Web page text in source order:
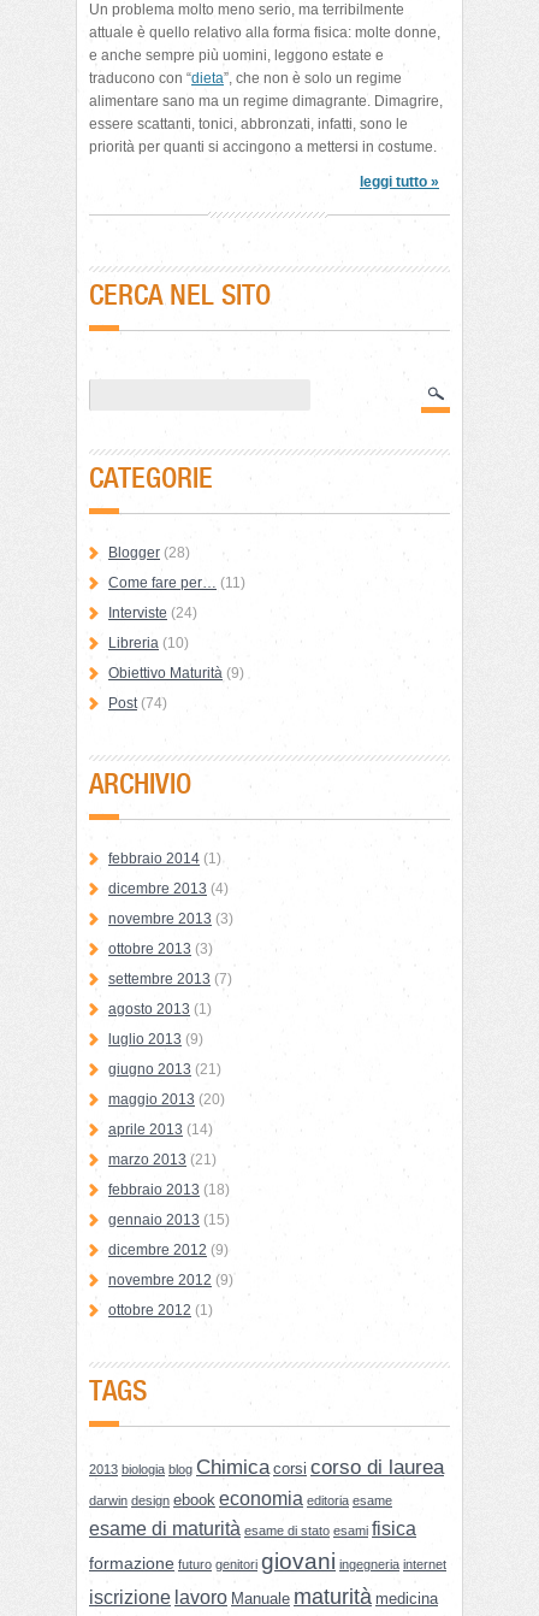
Un problema molto meno serio, ma terribilmente
attuale è quello relativo alla forma fisica: molte donne,
e anche sempre più uomini, leggono estate e
traducono con “dieta”, che non è solo un regime
alimentare sano ma un regime dimagrante. Dimagrire,
essere scattanti, tonici, abbronzati, infatti, sono le
priorità per quanti si accingono a mettersi in costume.
leggi tutto »
CERCA NEL SITO
CATEGORIE
Blogger (28)
Come fare per… (11)
Interviste (24)
Libreria (10)
Obiettivo Maturità (9)
Post(74)
ARCHIVIO
febbraio 2014 (1)
dicembre 2013 (4)
novembre 2013 (3)
ottobre 2013 (3)
settembre 2013 (7)
agosto 2013 (1)
luglio 2013 (9)
giugno 2013 (21)
maggio 2013 (20)
aprile 2013 (14)
marzo 2013 (21)
febbraio 2013 (18)
gennaio 2013 (15)
dicembre 2012 (9)
novembre 2012 (9)
ottobre 2012 (1)
TAGS
2013 biologia blog Chimica corsi corso di laurea
darwin design ebook economia editoria esame
esame di maturità esame di stato esami fisica
formazione futuro genitori giovani ingegneria internet
iscrizione lavoro Manuale maturità medicina